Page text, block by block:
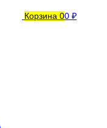
Корзина 00 ₽